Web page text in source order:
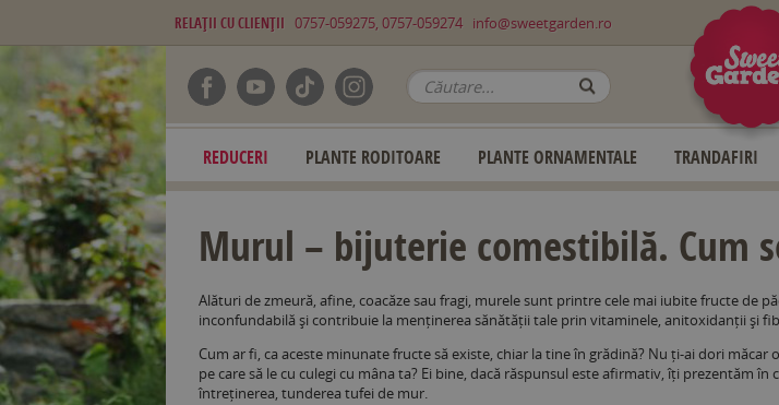
RELAŢII CU CLIENŢII 0757-059275, 0757-059274 info@sweetgarden.ro
REDUCERI PLANTE RODITOARE PLANTE ORNAMENTALE TRANDAFIRI
Murul – bijuterie comestibilă. Cum
Alături de zmeură, afine, coacăze sau fragi, murele sunt printre cele mai iubite fructe de
inconfundabilă și contribuie la menținerea sănătății tale prin vitaminele, anitoxidanții și
Cum ar fi, ca aceste minunate fructe să existe, chiar la tine în grădină? Nu ți-ai dori
pe care să le cu culegi cu mâna ta? Ei bine, dacă răspunsul este afirmativ, îți prezentăm
întreținerea, tunderea tufei de mur.